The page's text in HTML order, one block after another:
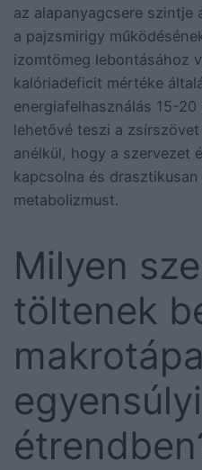
az alapanyagcsere szintje
a pajzsmirigy
izomtömeg lebontásához
kalóriadeficit mértéke
energiafelhasználás 15-
lehetővé teszi a
anélkül, hogy a szervezet
kapcsolna és
metabolizmust.
Milyen
töltenek